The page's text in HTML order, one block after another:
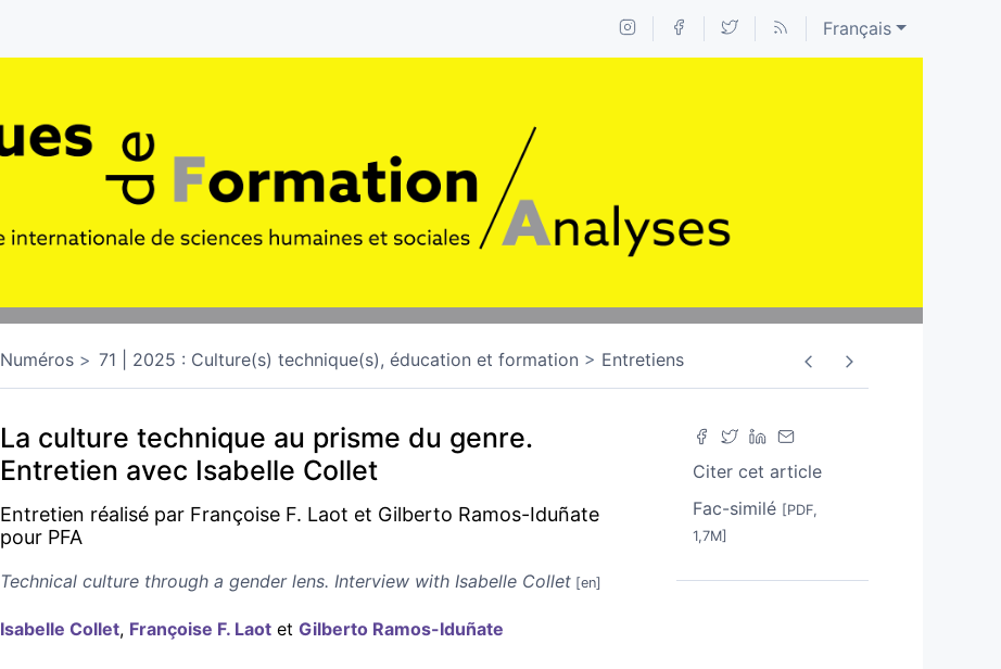
Français
Numéros 71 | 2025 : Culture(s) technique(s), éducation et formation Entretiens
Citer cet article
Fac-similé [PDF,
1,7M]
La culture technique au prisme du genre.
Entretien avec Isabelle Collet
Entretien réalisé par Françoise F. Laot et Gilberto Ramos-Iduñate
pour PFA
Technical culture through a gender lens. Interview with Isabelle Collet
Isabelle Collet, Françoise F. Laot et Gilberto Ramos-Iduñate